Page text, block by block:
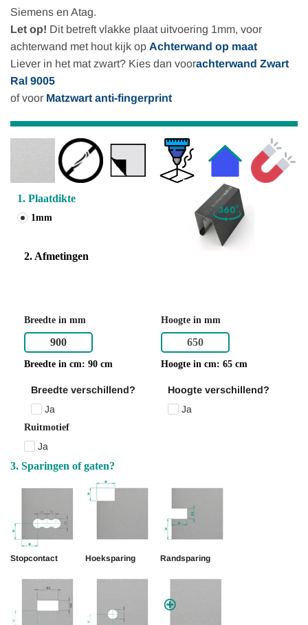
Siemens en Atag.
Let op! Dit betreft vlakke plaat uitvoering 1mm, voor
achterwand met hout kijk op Achterwand op maat
Liever in het mat zwart? Kies dan voorachterwand Zwart
Ral 9005
of voor Matzwart anti-fingerprint
1. Plaatdikte
1mm
2. Afmetingen
Breedte in mm
Breedte in cm: 90 cm
Breedte verschillend?
Ja
Hoogte in mm
Hoogte in cm: 65 cm
Hoogte verschillend?
Ja
Ruitmotief
Ja
3. Sparingen of gaten?
Stopcontact Hoeksparing Randsparing